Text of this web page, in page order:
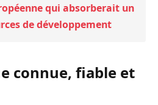
qui absorberait un
de développement
connue, fiable et